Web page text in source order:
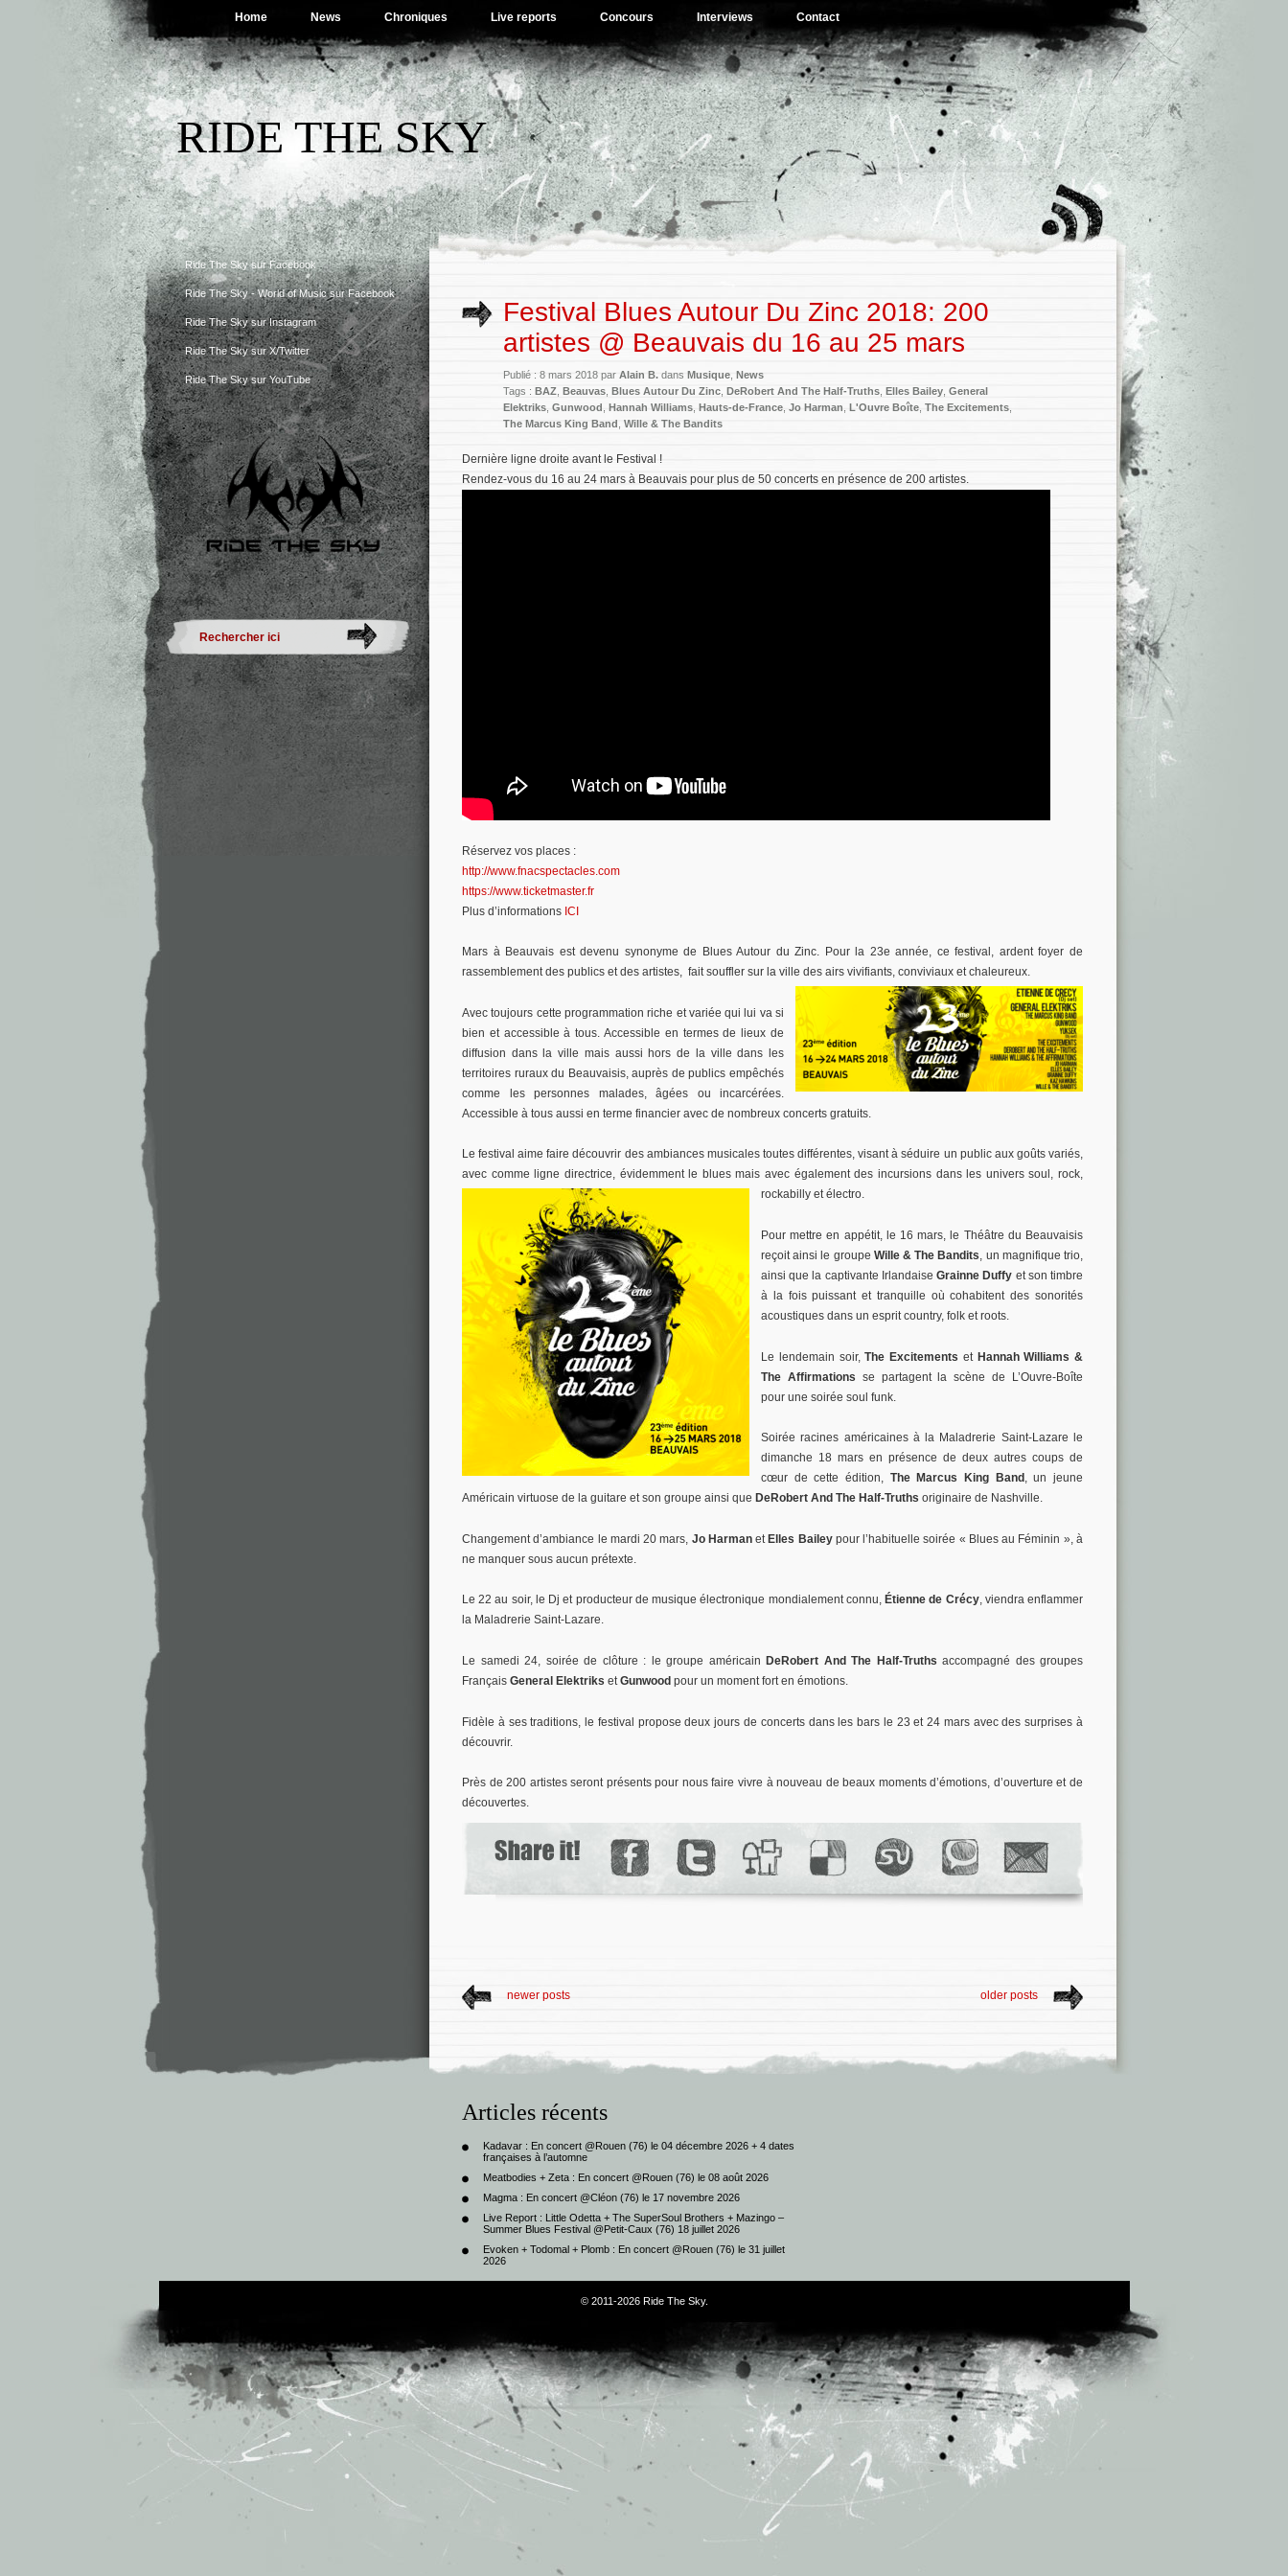
Home News Chroniques Live reports Concours Interviews Contact
RIDE THE SKY
Ride The Sky sur Facebook
Ride The Sky - World of Music sur Facebook
Ride The Sky sur Instagram
Ride The Sky sur X/Twitter
Ride The Sky sur YouTube
Festival Blues Autour Du Zinc 2018: 200
artistes @ Beauvais du 16 au 25 mars
Publié : 8 mars 2018 par Alain B. dans Musique News
Tags : BAZ Beauvas Blues Autour Du Zinc DeRobert And The Half-Truths Elles Bailey General
Elektriks Gunwood Hannah Williams Hauts-de-France Jo Harman L'Ouvre Boîte The Excitements
The Marcus King Band Wille & The Bandits
Dernière ligne droite avant le Festival !
Rendez-vous du 16 au 24 mars à Beauvais pour plus de 50 concerts en présence de 200 artistes.
Réservez vos places :
http://www.fnacspectacles.com
https://www.ticketmaster.fr
Plus d’informations ICI
Mars à Beauvais est devenu synonyme de Blues Autour du Zinc. Pour la 23e année, ce festival, ardent foyer de
rassemblement des publics et des artistes, fait souffler sur la ville des airs vivifiants, conviviaux et chaleureux.
Avec toujours cette programmation riche et variée qui lui va si
bien et accessible à tous. Accessible en termes de lieux de
diffusion dans la ville mais aussi hors de la ville dans les
territoires ruraux du Beauvaisis, auprès de publics empêchés
comme les personnes malades, âgées ou incarcérées.
Accessible à tous aussi en terme financier avec de nombreux concerts gratuits.
Le festival aime faire découvrir des ambiances musicales toutes différentes, visant à séduire un public aux goûts variés,
avec comme ligne directrice, évidemment le blues mais avec également des incursions dans les univers soul, rock,
rockabilly et électro.
Pour mettre en appétit, le 16 mars, le Théâtre du Beauvaisis
reçoit ainsi le groupe Wille & The Bandits, un magnifique trio,
ainsi que la captivante IrlandaiseGrainne Duffy et son timbre
à la fois puissant et tranquille où cohabitent des sonorités
acoustiques dans un esprit country, folk et roots.
Le lendemain soir,The Excitements et Hannah Williams &
The Affirmations se partagent la scène de L’Ouvre-Boîte
pour une soirée soul funk.
Soirée racines américaines à la Maladrerie Saint-Lazare le
dimanche 18 mars en présence de deux autres coups de
cœur de cette édition, The Marcus King Band , un jeune
Américain virtuose de la guitare et son groupe ainsi que DeRobert And The Half-Truths originaire de Nashville.
Changement d’ambiance le mardi 20 mars, Jo HarmanetElles Baileypour l’habituelle soirée « Blues au Féminin », à
ne manquer sous aucun prétexte.
Le 22 au soir, le Dj et producteur de musique électronique mondialement connu, Étienne de Crécy, viendra enflammer
la Maladrerie Saint-Lazare.
Le samedi 24, soirée de clôture : le groupe américain DeRobert And The Half-Truths accompagné des groupes
Français General Elektriks etGunwood pour un moment fort en émotions.
Fidèle à ses traditions, le festival propose deux jours de concerts dans les bars le 23 et 24 mars avec des surprises à
découvrir.
Près de 200 artistes seront présents pour nous faire vivre à nouveau de beaux moments d’émotions, d’ouverture et de
découvertes.
newer posts older posts
Articles récents
Kadavar : En concert @Rouen (76) le 04 décembre 2026 + 4 dates
françaises à l’automne
Meatbodies + Zeta : En concert @Rouen (76) le 08 août 2026
Magma : En concert @Cléon (76) le 17 novembre 2026
Live Report : Little Odetta + The SuperSoul Brothers + Mazingo –
Summer Blues Festival @Petit-Caux (76) 18 juillet 2026
Evoken + Todomal + Plomb : En concert @Rouen (76) le 31 juillet
2026
© 2011-2026 Ride The Sky.